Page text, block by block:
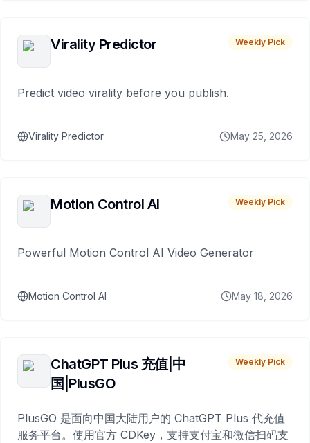
Virality Predictor Weekly Pick
Predict video virality before you publish.
Virality Predictor May 25, 2026
Motion Control AI Weekly Pick
Powerful Motion Control AI Video Generator
Motion Control AI May 18, 2026
ChatGPT Plus 充值|中
国|PlusGO
Weekly Pick
PlusGO 是面向中国大陆用户的 ChatGPT Plus 代充值
服务平台。使用官方 CDKey，支持支付宝和微信扫码支